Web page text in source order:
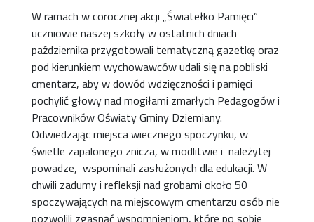
W ramach w corocznej akcji „Światełko Pamięci”
uczniowie naszej szkoły w ostatnich dniach
października przygotowali tematyczną gazetkę oraz
pod kierunkiem wychowawców udali się na pobliski
cmentarz, aby w dowód wdzięczności i pamięci
pochylić głowy nad mogiłami zmarłych Pedagogów i
Pracowników Oświaty Gminy Dziemiany.
Odwiedzając miejsca wiecznego spoczynku, w
świetle zapalonego znicza, w modlitwie i należytej
powadze, wspominali zasłużonych dla edukacji. W
chwili zadumy i refleksji nad grobami około 50
spoczywających na miejscowym cmentarzu osób nie
pozwolili zgasnąć wspomnieniom, które po sobie